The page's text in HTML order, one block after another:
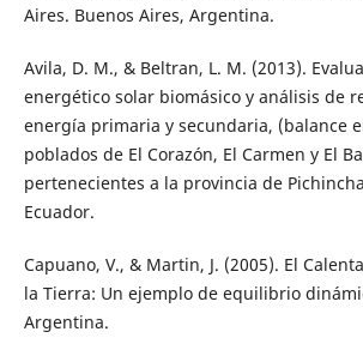
Aires. Buenos Aires, Argentina.
Avila, D. M., & Beltran, L. M. (2013).
energético solar biomásico y análisis de
energía primaria y secundaria, (balance
poblados de El Corazón, El Carmen y El
pertenecientes a la provincia de
Ecuador.
Capuano, V., & Martin, J. (2005). El
la Tierra: Un ejemplo de equilibrio
Argentina.